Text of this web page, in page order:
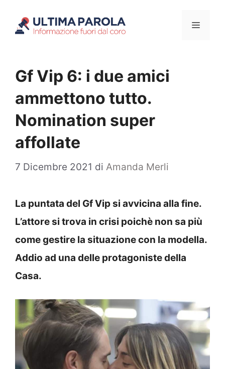
Menu
Gf Vip 6: i due amici
ammettono tutto.
Nomination super
affollate
7 Dicembre 2021 di Amanda Merli
La puntata del Gf Vip si avvicina alla fine.
L’attore si trova in crisi poichè non sa più
come gestire la situazione con la modella.
Addio ad una delle protagoniste della
Casa.